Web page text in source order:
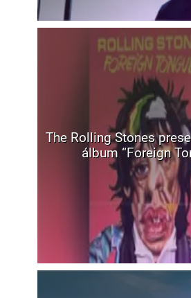
The Rolling Stones
álbum “Foreign